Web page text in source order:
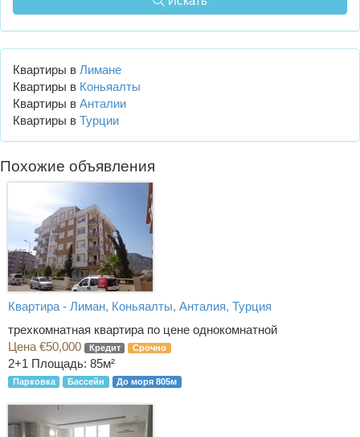
Квартиры в Лимане
Квартиры в Коньяалты
Квартиры в Анталии
Квартиры в Турции
Похожие объявления
Квартира - Лиман, Коньяалты, Анталия, Турция
трехкомнатная квартира по цене однокомнатной
Цена €50,000
Кредит Срочно
2+1 Площадь: 85м²
Парковка Бассейн До моря 805м